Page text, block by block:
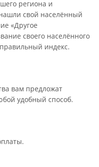
региона и
свой населённый
«Другое
своего населённого
индекс.
вам предложат
удобный способ.